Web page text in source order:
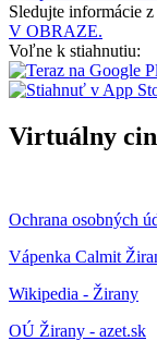
Sledujte informácie
V OBRAZE.
Voľne k stiahnutiu:
Virtuálny
Ochrana osobných
Vápenka Calmit
Wikipedia - Žirany
OÚ Žirany - azet.sk